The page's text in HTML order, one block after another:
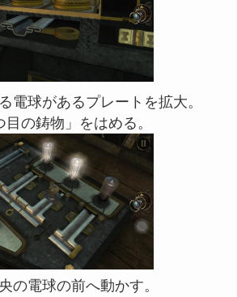
電球があるプレートを拡大。
目の鋳物」をはめる。
の電球の前へ動かす。